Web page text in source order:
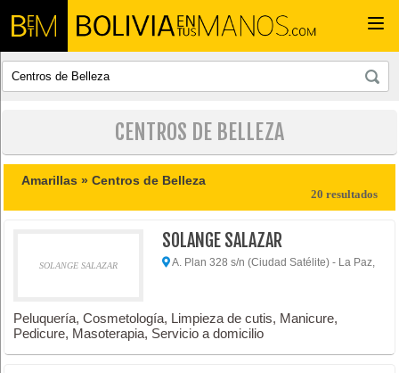
CENTROS DE BELLEZA
Amarillas »Centros de Belleza
20 resultados
SOLANGE SALAZAR
SOLANGE SALAZAR
A. Plan 328 s/n (Ciudad Satélite) - La Paz,
Peluquería, Cosmetología, Limpieza de cutis, Manicure,
Pedicure, Masoterapia, Servicio a domicilio